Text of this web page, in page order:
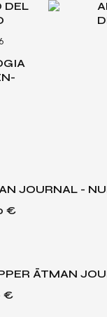
DEL
JOURNAL -
€
ĀTMAN
€